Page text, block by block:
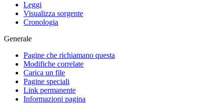
Leggi
Visualizza sorgente
Cronologia
Generale
Pagine che richiamano questa
Modifiche correlate
Carica un file
Pagine speciali
Link permanente
Informazioni pagina